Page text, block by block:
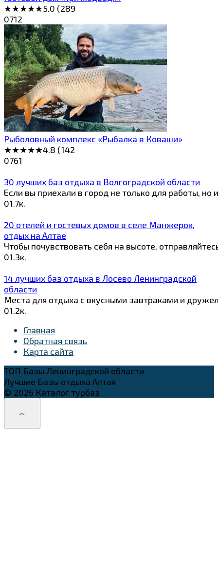
★★★★★5.0 (289
0712
Рыболовный комплекс «Рыбалка в Коваши»
★★★★★4.8 (142
0761
30 лучших баз отдыха в Волгоградской области
Если вы приехали в город не только для работы,
01.7к.
20 отелей и гостевых домов в селе Манжерок,
отдых на Алтае
Чтобы почувствовать себя на высоте,
01.3к.
14 лучших баз отдыха в Лосево Ленинградской
области
Места для отдыха с вкусными завтраками и
01.2к.
Главная
Обратная связь
Карта сайта
ТОП Базы Ленинградской области
Лучшие Базы отдыха Алтая
© 2026 Каталог турбаз